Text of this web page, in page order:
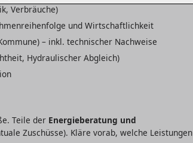
Verbräuche)
und Wirtschaftlichkeit
– inkl. technischer Nachweise
Hydraulischer Abgleich)
Teile der Energieberatung und
Zuschüsse). Kläre vorab, welche Leistungen